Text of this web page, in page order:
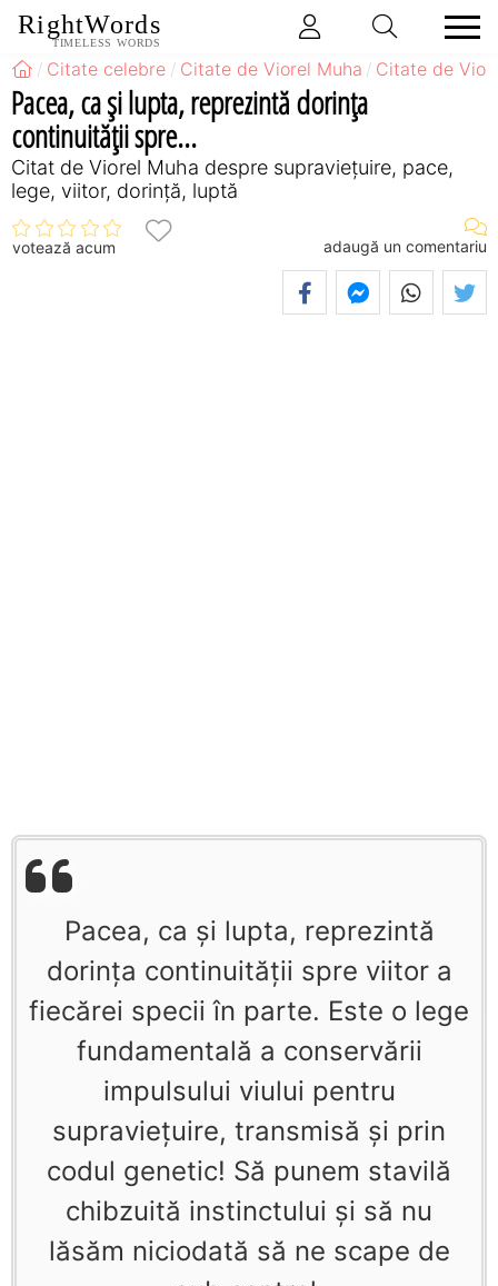
RightWords
TIMELESS WORDS
Citate celebre Citate de Viorel Muha Citate de
Pacea, ca şi lupta, reprezintă dorinţa
continuităţii spre...
Citat de Viorel Muha despre supraviețuire, pace,
lege, viitor, dorință, luptă
votează acum adaugă un comentariu
Pacea, ca şi lupta, reprezintă
dorinţa continuităţii spre viitor a
fiecărei specii în parte. Este o lege
fundamentală a conservării
impulsului viului pentru
supravieţuire, transmisă şi prin
codul genetic! Să punem stavilă
chibzuită instinctului şi să nu
lăsăm niciodată să ne scape de